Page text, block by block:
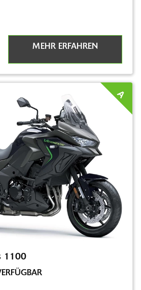
MEHR ERFAHREN
1100
A